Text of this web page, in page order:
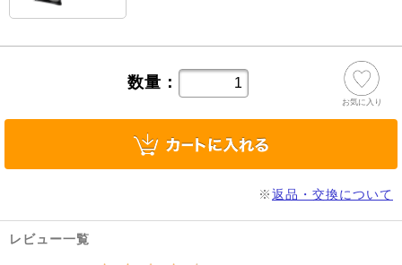
数量：
お気に入り
※返品・交換について
レビュー一覧